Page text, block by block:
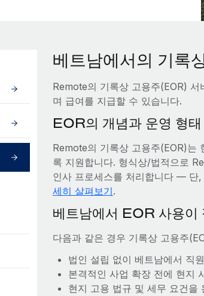
베트남에서의 기록
Remote의 기록상 고용주(EOR)
며 급여를 지급할 수 있습니다.
EOR의 개념과 운영 형태
Remote의 기록상 고용주(EOR)는
록 지원합니다. 형식상/법적으로
인사 프로세스를 처리합니다 — 단
세히 살펴보기.
베트남에서 EOR 사용이
다음과 같은 경우 기록상 고용주
법인 설립 없이 베트남에서 직
본격적인 사업 확장 전에 현지
현지 고용 법규 및 세무 요건을